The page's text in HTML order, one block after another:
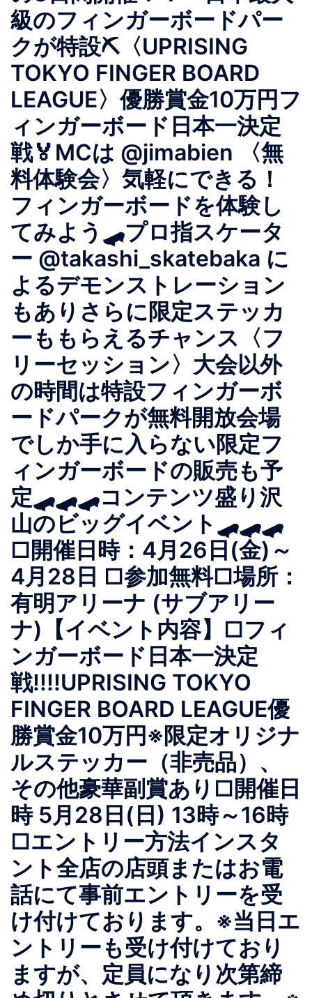
級のフィンガーボードパー
クが特設⛏〈UPRISING
TOKYO FINGER BOARD
LEAGUE〉優勝賞金10万円フ
ィンガーボード日本一決定
戦🏅MCは @jimabien 〈無
料体験会〉気軽にできる！
フィンガーボードを体験し
てみよう️🛹プロ指スケータ
ー @takashi_skatebaka に
よるデモンストレーション
もありさらに限定ステッカ
ーももらえるチャンス〈フ
リーセッション〉大会以外
の時間は特設フィンガーボ
ードパークが無料開放会場
でしか手に入らない限定フ
ィンガーボードの販売も予
定🛹🛹🛹コンテンツ盛り沢
山のビッグイベント🛹🛹🛹
□開催日時：4月26日(金)～
4月28日 □参加無料□場所：
有明アリーナ (サブアリー
ナ)【イベント内容】□フィ
ンガーボード日本一決定
戦!!!!UPRISING TOKYO
FINGER BOARD LEAGUE優
勝賞金10万円※限定オリジナ
ルステッカー（非売品）、
その他豪華副賞あり□開催日
時 5月28日(日) 13時～16時
□エントリー方法インスタ
ント全店の店頭またはお電
話にて事前エントリーを受
け付けております。※当日エ
ントリーも受け付けており
ますが、定員になり次第締